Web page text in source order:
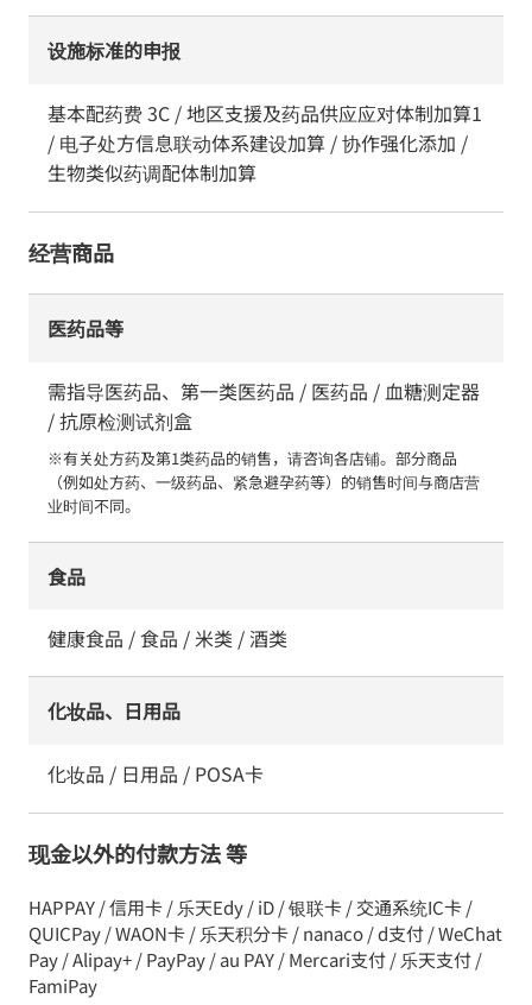
设施标准的申报
基本配药费 3C / 地区支援及药品供应应对体制加算1
/ 电子处方信息联动体系建设加算 / 协作强化添加 /
生物类似药调配体制加算
经营商品
医药品等
需指导医药品、第一类医药品 / 医药品 / 血糖测定器
/ 抗原检测试剂盒
※有关处方药及第1类药品的销售，请咨询各店铺。部分商品
（例如处方药、一级药品、紧急避孕药等）的销售时间与商店营
业时间不同。
食品
健康食品 / 食品 / 米类 / 酒类
化妆品、日用品
化妆品 / 日用品 / POSA卡
现金以外的付款方法 等
HAPPAY / 信用卡 / 乐天Edy / iD / 银联卡 / 交通系统IC卡 /
QUICPay / WAON卡 / 乐天积分卡 / nanaco / d支付 / WeChat
Pay / Alipay+ / PayPay / au PAY / Mercari支付 / 乐天支付 /
FamiPay